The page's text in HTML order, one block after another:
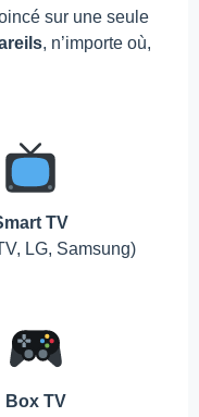
sur une seule
, n’importe où,
TV
LG, Samsung)
Box TV